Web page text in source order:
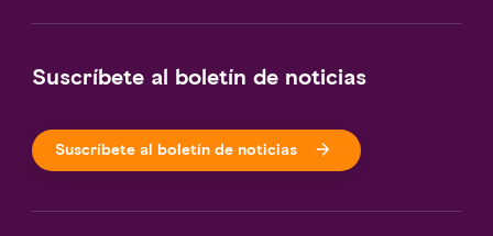
Suscríbete al boletín de noticias
Suscríbete al boletín de noticias